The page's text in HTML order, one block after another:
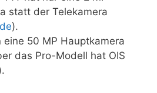
statt der Telekamera
).
eine 50 MP Hauptkamera
das Pro-Modell hat OIS